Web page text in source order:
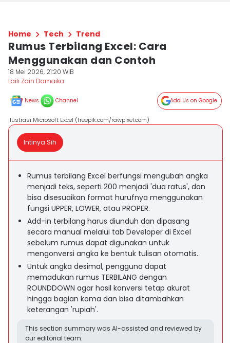
Home Tech Trend
Rumus Terbilang Excel: Cara
Menggunakan dan Contoh
18 Mei 2026, 21:20 WIB
Laili Zain Damaika
News Channel Add Us on Google
ilustrasi Microsoft Excel (freepik.com/rawpixel.com)
Intinya Sih
Rumus terbilang Excel berfungsi mengubah angka
menjadi teks, seperti 200 menjadi 'dua ratus', dan
bisa disesuaikan format hurufnya menggunakan
fungsi UPPER, LOWER, atau PROPER.
Add-in terbilang harus diunduh dan dipasang
secara manual melalui tab Developer di Excel
sebelum rumus dapat digunakan untuk
mengonversi angka ke bentuk tulisan otomatis.
Untuk angka desimal, pengguna dapat
memadukan rumus TERBILANG dengan
ROUNDDOWN agar hasil konversi tetap akurat
hingga bagian koma dan bisa ditambahkan
keterangan 'rupiah'.
This section summary was AI-assisted and reviewed by
our editorial team.